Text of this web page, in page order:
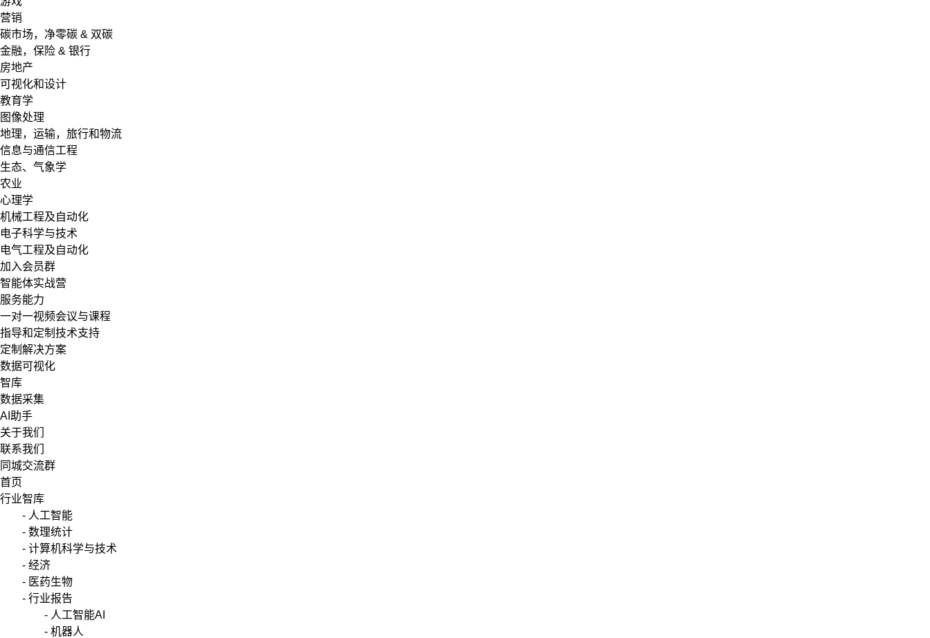
营销
碳市场，净零碳 & 双碳
金融，保险 & 银行
房地产
可视化和设计
教育学
图像处理
地理，运输，旅行和物流
信息与通信工程
生态、气象学
农业
心理学
机械工程及自动化
电子科学与技术
电气工程及自动化
加入会员群
智能体实战营
服务能力
一对一视频会议与课程
指导和定制技术支持
定制解决方案
数据可视化
智库
数据采集
AI助手
关于我们
联系我们
同城交流群
首页
行业智库
- 人工智能
- 数理统计
- 计算机科学与技术
- 经济
- 医药生物
- 行业报告
- 人工智能AI
- 机器人